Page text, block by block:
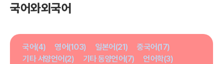
국어와외국어
국어(4) 영어(103) 일본어(21)
중국어(17)
기타 서양언어(2)
기타 동양언어(7)
언어학(3)